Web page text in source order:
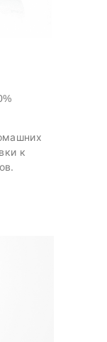
к